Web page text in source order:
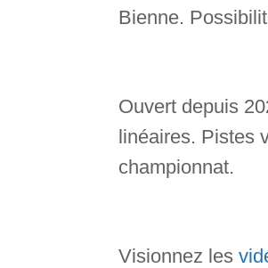
Bienne.
Ouvert depuis
linéaires. Pistes
championnat.
Visionnez les